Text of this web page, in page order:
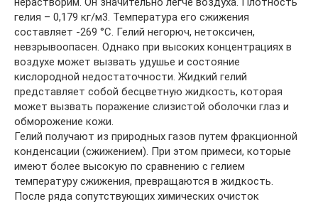
гелия – 0,179 кг/м3. Температура его сжижения
составляет -269 °С. Гелий негорюч, нетоксичен,
невзрывоопасен. Однако при высоких концентрациях в
воздухе может вызвать удушье и состояние
кислородной недостаточности. Жидкий гелий
представляет собой бесцветную жидкость, которая
может вызвать поражение слизистой оболочки глаз и
обморожение кожи.
Гелий получают из природных газов путем фракционной
конденсации (сжижением). При этом примеси, которые
имеют более высокую по сравнению с гелием
температуру сжижения, превращаются в жидкость.
После ряда сопутствующих химических очисток